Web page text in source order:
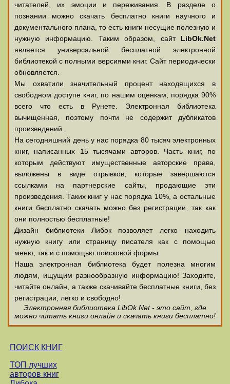
читателей, их эмоции и переживания. В разделе о
познании можно скачать бесплатно книги научного и
документального плана, то есть книги несущие полезную и
нужную информацию. Таким образом, сайт LibOk.Net
является универсальной бесплатной электронной
библиотекой с полными версиями книг. Сайт периодически
обновляется.
Мы охватили значительный процент находящихся в
свободном доступе книг, по нашим оценкам, порядка 90%
всего что есть в Рунете. Электронная библиотека
вычищенная, поэтому почти не содержит дубликатов
произведений.
На сегодняшний день у нас порядка 80 тысяч электронных
книг, написанных 15 тысячами авторов. Часть книг, по
которым действуют имущественные авторские права,
выложены в виде отрывков, которые завершаются
ссылками на партнерские сайты, продающие эти
произведения. Таких книг у нас порядка 10%, а остальные
книги бесплатно скачать можно без регистрации, так как
они полностью бесплатные!
Дизайн библиотеки Либок позволяет легко находить
нужную книгу или страницу писателя как с помощью
меню, так и с помощью поисковой формы.
Наша электронная библиотека будет полезна многим
людям, ищущим разнообразную информацию! Заходите,
читайте онлайн, а также скачивайте бесплатные книги, без
регистрации, легко и свободно!
Электронная библиотека LibOk.Net - это сайт, где
можно читать книги онлайн и скачать книги бесплатно!
ПОИСК КНИГ
ТОП лучших
авторов книг